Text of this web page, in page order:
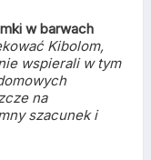
w barwach
Kibolom,
wspierali w tym
na
szacunek i